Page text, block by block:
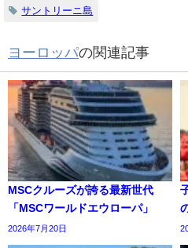
サントリーニ島
ヨーロッパの関連記事
MSCクルーズが誇る最新世代
「MSCワールドエウローパ」
2026年7月20日